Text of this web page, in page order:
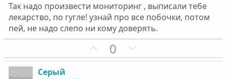
н
ы
й
о
н
ы
й
о
Так надо произвести мониторинг , выписали тебе
лекарство, по гугле! узнай про все побочки, потом
пей, не надо слепо ни кому доверять.
П
о
0
е
Серый